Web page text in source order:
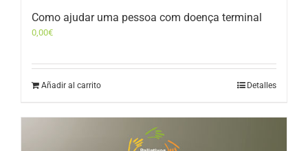
Como ajudar uma pessoa com doença terminal
0,00€
Añadir al carrito Detalles